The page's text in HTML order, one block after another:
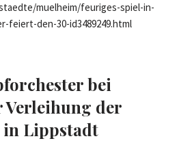
muelheim/feuriges-spiel-in-
feiert-den-30-id3489249.html
bei
Verleihung der
in Lippstadt